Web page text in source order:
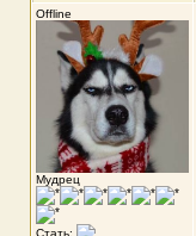
Offline
Мудрец
Стать: